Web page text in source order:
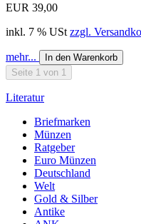
EUR 39,00
inkl. 7 % USt zzgl.
mehr...
In den Warenkorb
Seite 1 von 1
Literatur
Briefmarken
Münzen
Ratgeber
Euro Münzen
Deutschland
Welt
Gold & Silber
Antike